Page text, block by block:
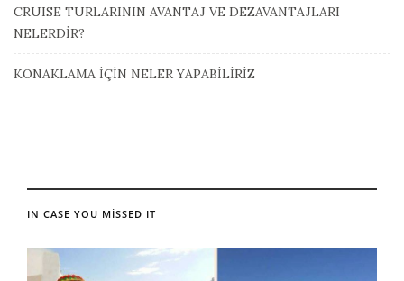
CRUISE TURLARININ AVANTAJ VE DEZAVANTAJLARI
NELERDİR?
KONAKLAMA İÇİN NELER YAPABİLİRİZ
IN CASE YOU MISSED IT